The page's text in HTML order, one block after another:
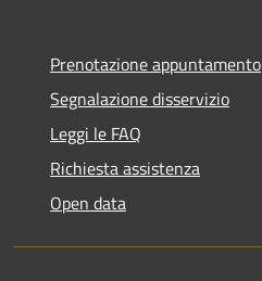
Prenotazione appuntamento
Segnalazione disservizio
Leggi le FAQ
Richiesta assistenza
Open data